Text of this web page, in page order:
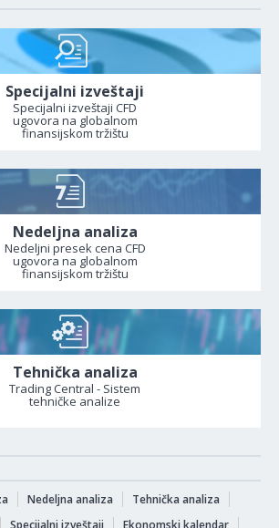
Specijalni izveštaji
Specijalni izveštaji CFD
ugovora na globalnom
finansijskom tržištu
Nedeljna analiza
Nedeljni presek cena CFD
ugovora na globalnom
finansijskom tržištu
Tehnička analiza
Trading Central - Sistem
tehničke analize
Nedeljna analiza
Tehnička analiza
Specijalni izveštaji Ekonomski kalendar